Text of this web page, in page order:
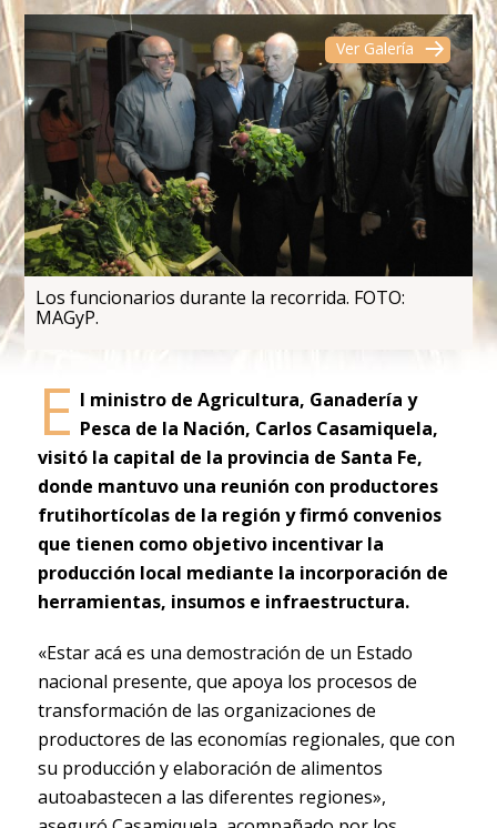
Ver Galería
Los funcionarios durante la recorrida. FOTO:
MAGyP.
E l ministro de Agricultura, Ganadería y
Pesca de la Nación, Carlos Casamiquela,
visitó la capital de la provincia de Santa Fe,
donde mantuvo una reunión con productores
frutihortícolas de la región y firmó convenios
que tienen como objetivo incentivar la
producción local mediante la incorporación de
herramientas, insumos e infraestructura.
«Estar acá es una demostración de un Estado
nacional presente, que apoya los procesos de
transformación de las organizaciones de
productores de las economías regionales, que con
su producción y elaboración de alimentos
autoabastecen a las diferentes regiones»,